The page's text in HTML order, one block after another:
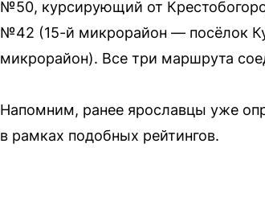
№50, курсирующий от
№42 (15-й микрорайон — посёлок
микрорайон). Все три маршрута
Напомним, ранее ярославцы уже
в рамках подобных рейтингов.